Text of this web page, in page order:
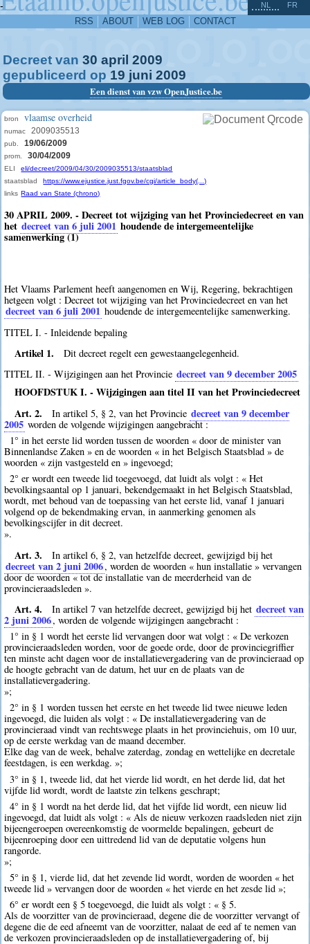
-
RSS ABOUT WEB LOG CONTACT
NL FR
Decreet van 30 april 2009
gepubliceerd op 19 juni 2009
Een dienst van vzw OpenJustice.be
bron vlaamse overheid
numac 2009035513
pub. 19/06/2009
prom. 30/04/2009
ELI
eli/decreet/2009/04/30/2009035513/staatsblad
staatsblad
https://www.ejustice.just.fgov.be/cgi/article_body(...)
links Raad van State (chrono)
30 APRIL 2009. - Decreet tot wijziging van het Provinciedecreet en van
het decreet van 6 juli 2001 houdende de intergemeentelijke
samenwerking (1)
Het Vlaams Parlement heeft aangenomen en Wij, Regering, bekrachtigen
hetgeen volgt : Decreet tot wijziging van het Provinciedecreet en van het
decreet van 6 juli 2001 houdende de intergemeentelijke samenwerking.
TITEL I. - Inleidende bepaling
Artikel 1.
Dit decreet regelt een gewestaangelegenheid.
TITEL II. - Wijzigingen aan het Provincie decreet van 9 december 2005
HOOFDSTUK I. - Wijzigingen aan titel II van het Provinciedecreet
Art. 2.
In artikel 5, § 2, van het Provincie decreet van 9 december
2005 worden de volgende wijzigingen aangebracht :
1° in het eerste lid worden tussen de woorden « door de minister van
Binnenlandse Zaken » en de woorden « in het Belgisch Staatsblad » de
woorden « zijn vastgesteld en » ingevoegd;
2° er wordt een tweede lid toegevoegd, dat luidt als volgt : « Het
bevolkingsaantal op 1 januari, bekendgemaakt in het Belgisch Staatsblad,
wordt, met behoud van de toepassing van het eerste lid, vanaf 1 januari
volgend op de bekendmaking ervan, in aanmerking genomen als
bevolkingscijfer in dit decreet.
».
Art. 3. In artikel 6, § 2, van hetzelfde decreet, gewijzigd bij het
decreet van 2 juni 2006, worden de woorden « hun installatie » vervangen
door de woorden « tot de installatie van de meerderheid van de
provincieraadsleden ».
Art. 4. In artikel 7 van hetzelfde decreet, gewijzigd bij het decreet van
2 juni 2006, worden de volgende wijzigingen aangebracht :
1° in § 1 wordt het eerste lid vervangen door wat volgt : « De verkozen
provincieraadsleden worden, voor de goede orde, door de provinciegriffier
ten minste acht dagen voor de installatievergadering van de provincieraad op
de hoogte gebracht van de datum, het uur en de plaats van de
installatievergadering.
»;
2° in § 1 worden tussen het eerste en het tweede lid twee nieuwe leden
ingevoegd, die luiden als volgt : « De installatievergadering van de
provincieraad vindt van rechtswege plaats in het provinciehuis, om 10 uur,
op de eerste werkdag van de maand december.
Elke dag van de week, behalve zaterdag, zondag en wettelijke en decretale
feestdagen, is een werkdag. »;
3° in § 1, tweede lid, dat het vierde lid wordt, en het derde lid, dat het
vijfde lid wordt, wordt de laatste zin telkens geschrapt;
4° in § 1 wordt na het derde lid, dat het vijfde lid wordt, een nieuw lid
ingevoegd, dat luidt als volgt : « Als de nieuw verkozen raadsleden niet zijn
bijeengeroepen overeenkomstig de voormelde bepalingen, gebeurt de
bijeenroeping door een uittredend lid van de deputatie volgens hun
rangorde.
»;
5° in § 1, vierde lid, dat het zevende lid wordt, worden de woorden « het
tweede lid » vervangen door de woorden « het vierde en het zesde lid »;
6° er wordt een § 5 toegevoegd, die luidt als volgt : « § 5.
Als de voorzitter van de provincieraad, degene die de voorzitter vervangt of
degene die de eed afneemt van de voorzitter, nalaat de eed af te nemen van
de verkozen provincieraadsleden op de installatievergadering of, bij
^